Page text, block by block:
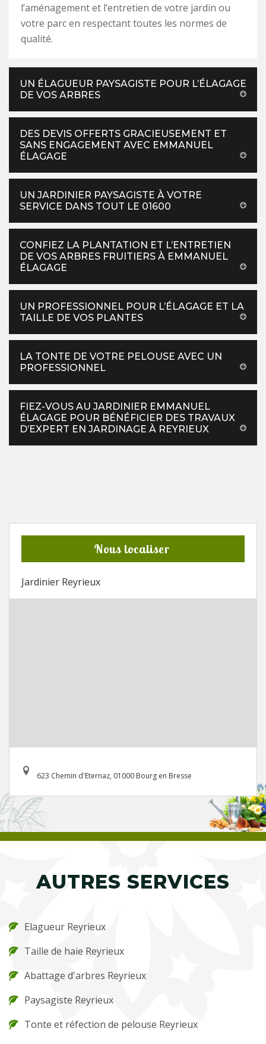
l’aménagement et l’entretien de votre jardin ou
votre parc en respectant toutes les normes de
qualité.
UN ÉLAGUEUR PAYSAGISTE POUR L’ÉLAGAGE
DE VOS ARBRES
DES DEVIS OFFERTS GRACIEUSEMENT ET
SANS ENGAGEMENT AVEC EMMANUEL
ÉLAGAGE
UN JARDINIER PAYSAGISTE À VOTRE
SERVICE DANS TOUT LE 01600
CONFIEZ LA PLANTATION ET L’ENTRETIEN
DE VOS ARBRES FRUITIERS À EMMANUEL
ÉLAGAGE
UN PROFESSIONNEL POUR L’ÉLAGAGE ET LA
TAILLE DE VOS PLANTES
LA TONTE DE VOTRE PELOUSE AVEC UN
PROFESSIONNEL
FIEZ-VOUS AU JARDINIER EMMANUEL
ÉLAGAGE POUR BÉNÉFICIER DES TRAVAUX
D’EXPERT EN JARDINAGE À REYRIEUX
Nous localiser
Jardinier Reyrieux
623 Chemin d'Eternaz, 01000 Bourg en Bresse
AUTRES SERVICES
Elagueur Reyrieux
Taille de haie Reyrieux
Abattage d'arbres Reyrieux
Paysagiste Reyrieux
Tonte et réfection de pelouse Reyrieux